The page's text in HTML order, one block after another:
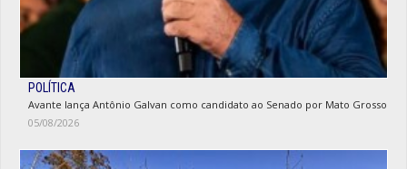
POLÍTICA
Avante lança Antônio Galvan como candidato ao Senado por Mato Grosso
05/08/2026